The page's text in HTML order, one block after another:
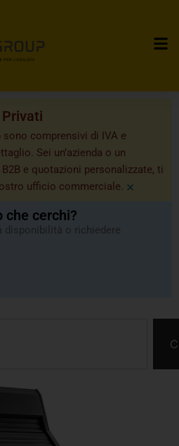
comprensivi di IVA e
Sei un’azienda o un
e quotazioni personalizzate, ti
ufficio commerciale. ×
che cerchi?
disponibilità o richiedere